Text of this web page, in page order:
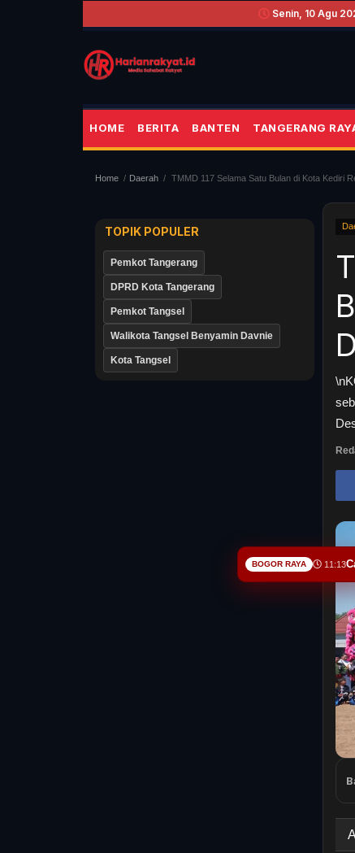
Senin, 10 Agu
HOME BERITA BANTEN TANGERANG
Home Daerah TMMD 117 Selama Satu Bulan di Kota Kediri
TOPIK POPULER
Pemkot Tangerang
DPRD Kota Tangerang
Pemkot Tangsel
Walikota Tangsel Benyamin Davnie
Kota Tangsel
BOGOR RAYA 11:13